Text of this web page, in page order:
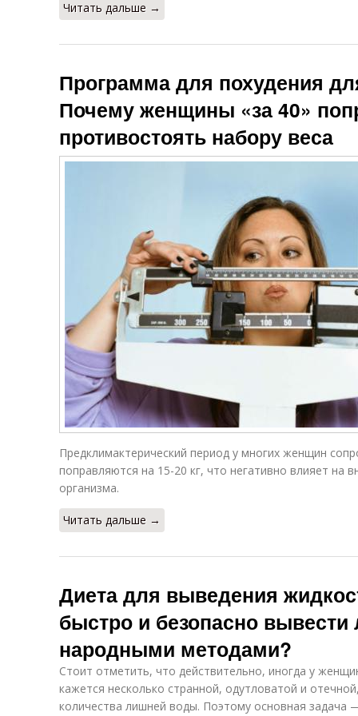
Читать дальше →
Программа для похудения
Почему женщины «за 40»
противостоять набору веса
Предклимактерический период у многих женщин
поправляются на 15-20 кг, что негативно влияет на
организма.
Читать дальше →
Диета для выведения
быстро и безопасно
народными методами?
Стоит отметить, что действительно, иногда у
кажется несколько странной, одутловатой и
количества лишней воды. Поэтому основная задача